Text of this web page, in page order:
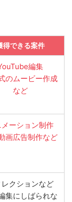
得できる案件
編集
のムービー作成
など
メーション制作
画広告制作など
レクションなど
集にしばられな